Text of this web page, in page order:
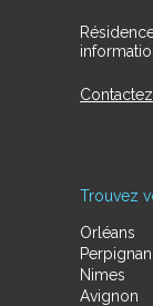
Trouvez
Orléans
Perpignan
Nimes
Avignon